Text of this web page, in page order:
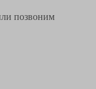
позвоним